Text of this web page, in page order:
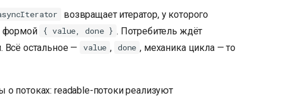
возвращает итератор, у которого
формой { value, done } . Потребитель ждёт
остальное —
value , done , механика цикла — то
потоках: readable-потоки реализуют